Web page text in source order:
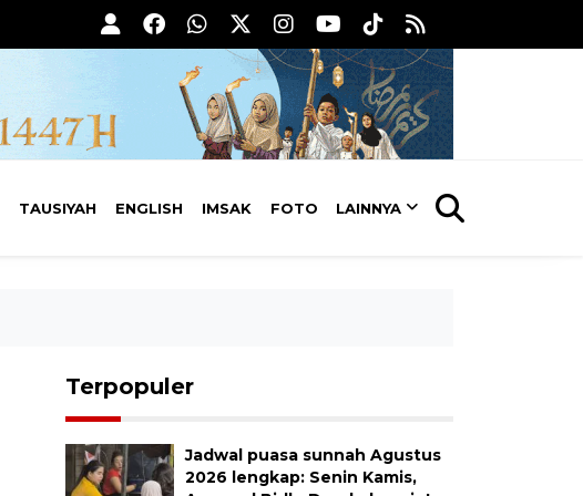
TAUSIYAH ENGLISH IMSAK FOTO LAINNYA
Terpopuler
Jadwal puasa sunnah Agustus
2026 lengkap: Senin Kamis,